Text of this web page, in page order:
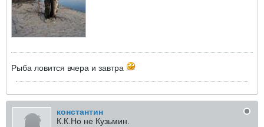
Рыба ловится вчера и завтра
константин
К.К.Но не Кузьмин.